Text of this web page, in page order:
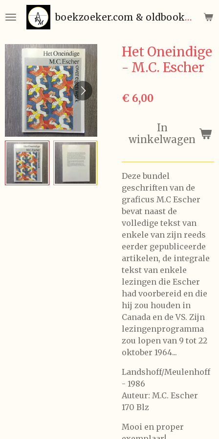
direct
de
hoofdinhoud
boekzoeker.com & oldbooks.be
Het Oneindige
- M.C. Escher
€ 6,00
In
winkelwagen
Deze bundel
geschriften van de
graficus M.C Escher
bevat naast de
volledige tekst van
enkele van zijn reeds
eerder gepubliceerde
artikelen, de integrale
tekst van enkele
lezingen die Escher
had voorbereid en die
hij zou houden in
Canada en de VS. Zijn
lezingenprogramma
zou lopen van 9 tot 22
oktober 1964...
Landshoff/Meulenhoff
- 1986
Auteur: M.C. Escher
170 Blz
Mooi en proper